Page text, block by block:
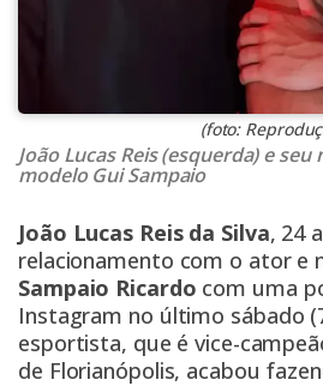
(foto:
João Lucas Reis (esquerda) e
modelo Gui Sampaio
João Lucas Reis da Silva, 24
relacionamento com o ator e
Sampaio Ricardo com uma
Instagram no último sábado
esportista, que é vice-
de Florianópolis, acabou